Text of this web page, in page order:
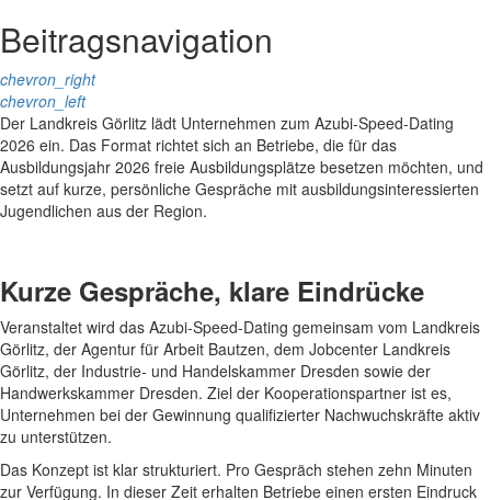
Beitragsnavigation
chevron_right
chevron_left
Der Landkreis Görlitz lädt Unternehmen zum Azubi-Speed-Dating
2026 ein. Das Format richtet sich an Betriebe, die für das
Ausbildungsjahr 2026 freie Ausbildungsplätze besetzen möchten, und
setzt auf kurze, persönliche Gespräche mit ausbildungsinteressierten
Jugendlichen aus der Region.
Kurze Gespräche, klare Eindrücke
Veranstaltet wird das Azubi-Speed-Dating gemeinsam vom Landkreis
Görlitz, der Agentur für Arbeit Bautzen, dem Jobcenter Landkreis
Görlitz, der Industrie- und Handelskammer Dresden sowie der
Handwerkskammer Dresden. Ziel der Kooperationspartner ist es,
Unternehmen bei der Gewinnung qualifizierter Nachwuchskräfte aktiv
zu unterstützen.
Das Konzept ist klar strukturiert. Pro Gespräch stehen zehn Minuten
zur Verfügung. In dieser Zeit erhalten Betriebe einen ersten Eindruck